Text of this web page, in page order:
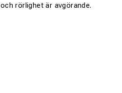
rörlighet är avgörande.